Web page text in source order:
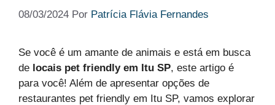
08/03/2024 Por Patrícia Flávia Fernandes
Se você é um amante de animais e está em busca
de locais pet friendly em Itu SP, este artigo é
para você! Além de apresentar opções de
restaurantes pet friendly em Itu SP, vamos explorar